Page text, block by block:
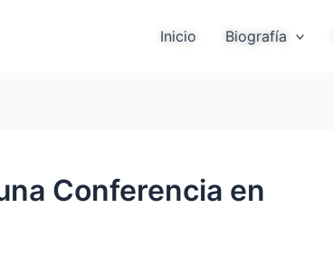
Inicio Biografía
Conferencia en